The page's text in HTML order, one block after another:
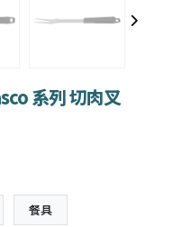
系列 切肉叉
餐具